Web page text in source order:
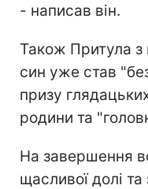
- написав він.
Також Притула
син уже став
призу
родини та
На завершення
щасливої долі